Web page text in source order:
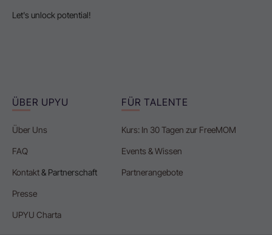
Let's unlock potential!
ÜBER UPYU
Über Uns
FAQ
Kontakt& Partnerschaft
Presse
UPYU Charta
FÜR TALENTE
Kurs: In 30 Tagen zur FreeMOM
Events & Wissen
Partnerangebote